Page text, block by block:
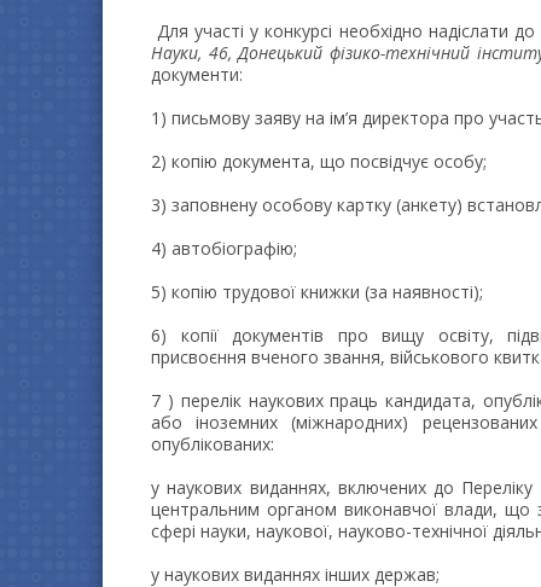
Для участі у конкурсі необхідно надіслати
Науки, 46, Донецький фізико-технічний
документи:
1) письмову заяву на ім’я директора про
2) копію документа, що посвідчує особу;
3) заповнену особову картку (анкету)
4) автобіографію;
5) копію трудової книжки (за наявності);
6) копії документів про вищу освіту,
присвоєння вченого звання, військового
7 ) перелік наукових праць кандидата,
або іноземних (міжнародних)
опублікованих:
у наукових виданнях, включених до
центральним органом виконавчої влади, що
сфері науки, наукової, науково-технічної
у наукових виданнях інших держав;